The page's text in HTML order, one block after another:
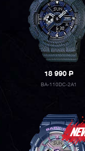
18 990P
BA-110DC-2A1